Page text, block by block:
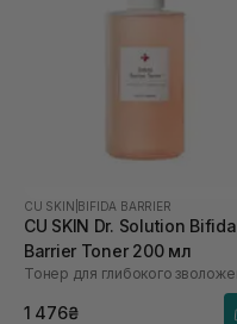
CU SKIN BIFIDA BARRIER
CU SKIN Dr. Solution Bifida
Barrier Toner 200 мл
1 476₴